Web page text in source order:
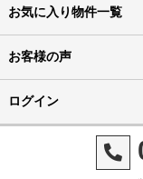
お気に入り物件一覧
お客様の声
ログイン